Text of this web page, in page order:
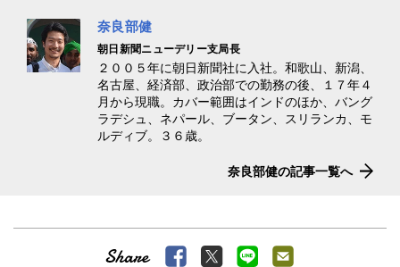
奈良部健
朝日新聞ニューデリー支局長
２００５年に朝日新聞社に入社。和歌山、新潟、
名古屋、経済部、政治部での勤務の後、１７年４
月から現職。カバー範囲はインドのほか、バング
ラデシュ、ネパール、ブータン、スリランカ、モ
ルディブ。３６歳。
奈良部健の記事一覧へ